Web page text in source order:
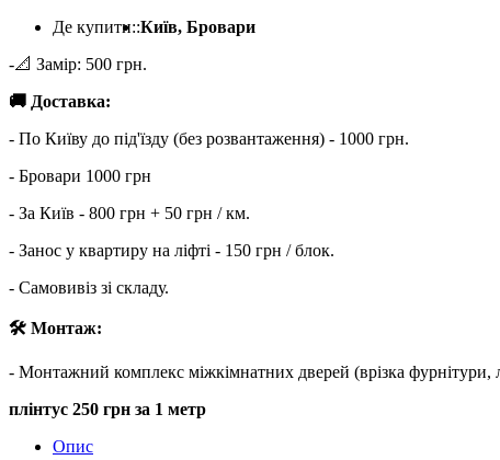
Де купити::Київ, Бровари
-📐 Замір: 500 грн.
🚚 Доставка:
- По Київу до під'їзду (без розвантаження) - 1000 грн.
- Бровари 1000 грн
- За Київ - 800 грн + 50 грн / км.
- Занос у квартиру на ліфті - 150 грн / блок.
- Самовивіз зі складу.
🛠 Монтаж:
- Монтажний комплекс міжкімнатних дверей (врізка фурнітури,
плінтус 250 грн за 1 метр
Опис